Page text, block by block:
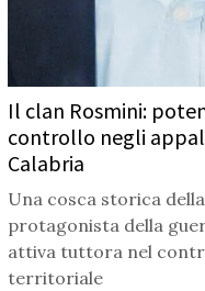
Il clan Rosmini:
controllo negli
Calabria
Una cosca storica
protagonista della
attiva tuttora nel
territoriale